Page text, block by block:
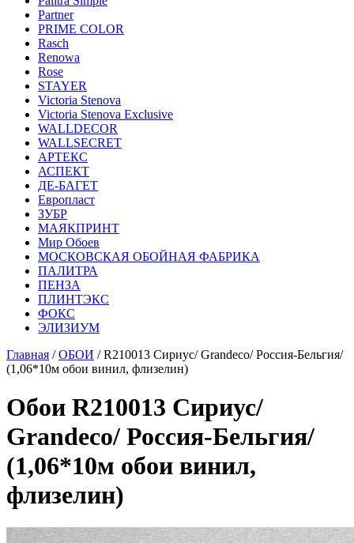
Partner
PRIME COLOR
Rasch
Renowa
Rose
STAYER
Victoria Stenova
Victoria Stenova Exclusive
WALLDECOR
WALLSECRET
АРТЕКС
АСПЕКТ
ДЕ-БАГЕТ
Европласт
ЗУБР
МАЯКПРИНТ
Мир Обоев
МОСКОВСКАЯ ОБОЙНАЯ ФАБРИКА
ПАЛИТРА
ПЕНЗА
ПЛИНТЭКС
ФОКС
ЭЛИЗИУМ
Главная /ОБОИ / R210013 Сириус/ Grandeco/ Россия-Бельгия/
(1,06*10м обои винил, флизелин)
Обои R210013 Сириус/
Grandeco/ Россия-Бельгия/
(1,06*10м обои винил,
флизелин)